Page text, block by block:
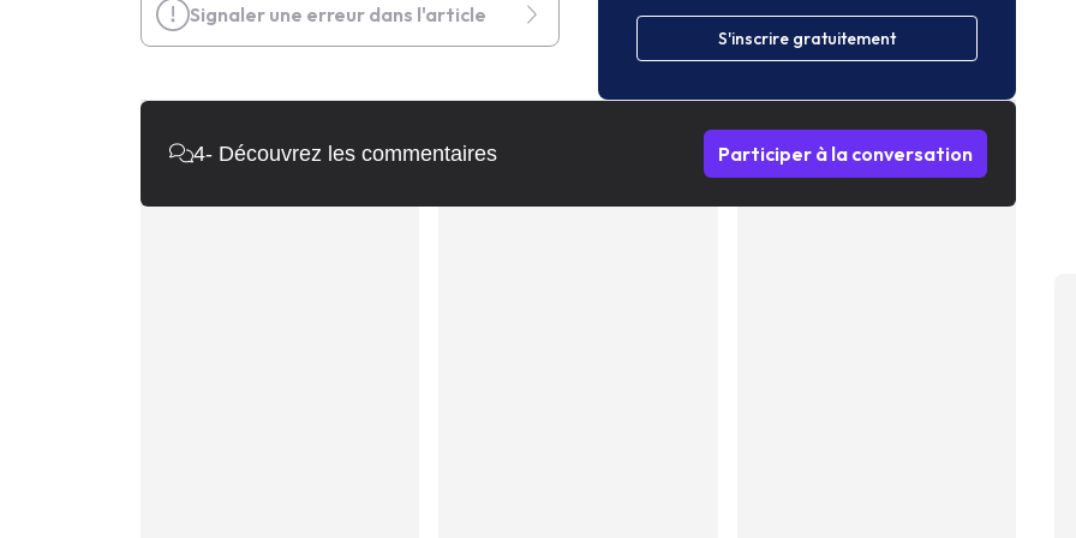
Signaler une erreur dans l'article
S'inscrire gratuitement
4- Découvrez les commentaires Participer à la conversation